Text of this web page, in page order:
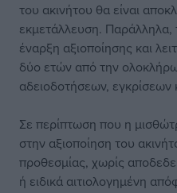
του ακινήτου θα είναι
εκμετάλλευση. Παράλληλα,
έναρξη αξιοποίησης και
δύο ετών από την
αδειοδοτήσεων, εγκρίσεων
Σε περίπτωση που η
στην αξιοποίηση του
προθεσμίας, χωρίς
ή ειδικά αιτιολογημένη